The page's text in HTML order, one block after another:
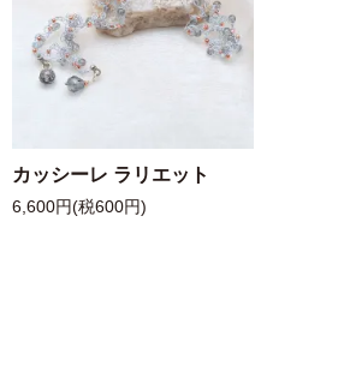
カッシーレ ラリエット
6,600円(税600円)